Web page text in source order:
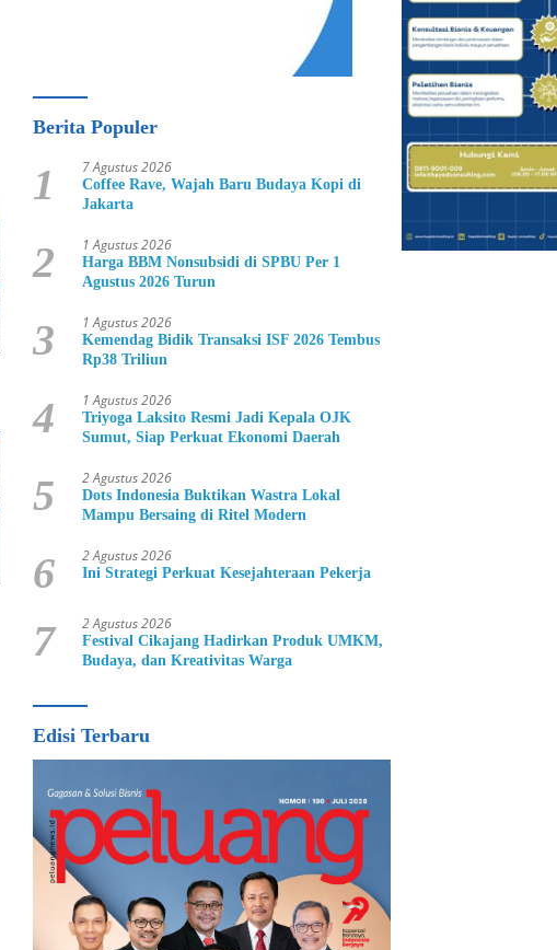
Berita Populer
1 7 Agustus 2026
Coffee Rave, Wajah Baru Budaya Kopi di
Jakarta
2 1 Agustus 2026
Harga BBM Nonsubsidi di SPBU Per 1
Agustus 2026 Turun
3 1 Agustus 2026
Kemendag Bidik Transaksi ISF 2026 Tembus
Rp38 Triliun
4 1 Agustus 2026
Triyoga Laksito Resmi Jadi Kepala OJK
Sumut, Siap Perkuat Ekonomi Daerah
5 2 Agustus 2026
Dots Indonesia Buktikan Wastra Lokal
Mampu Bersaing di Ritel Modern
6 2 Agustus 2026
Ini Strategi Perkuat Kesejahteraan Pekerja
7 2 Agustus 2026
Festival Cikajang Hadirkan Produk UMKM,
Budaya, dan Kreativitas Warga
Edisi Terbaru